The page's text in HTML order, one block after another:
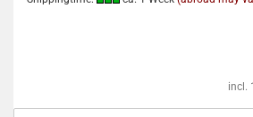
incl.